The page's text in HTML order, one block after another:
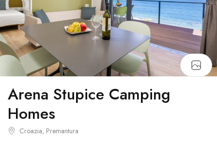
Arena Stupice Camping
Homes
Croazia, Premantura